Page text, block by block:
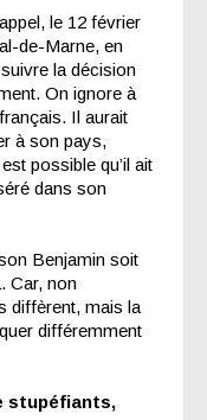
le 12 février
de-Marne, en
la décision
On ignore à
Il aurait
à son pays,
possible qu’il ait
dans son
Benjamin soit
Car, non
diffèrent, mais la
différemment
stupéfiants,